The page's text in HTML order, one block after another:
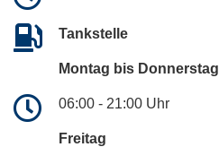
Tankstelle
Montag bis Donnerstag
06:00 - 21:00 Uhr
Freitag